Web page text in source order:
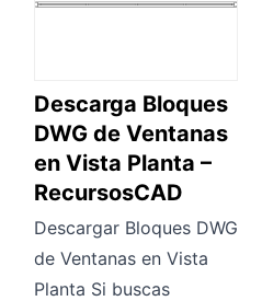
Descarga Bloques
DWG de Ventanas
en Vista Planta –
RecursosCAD
Descargar Bloques DWG
de Ventanas en Vista
Planta Si buscas